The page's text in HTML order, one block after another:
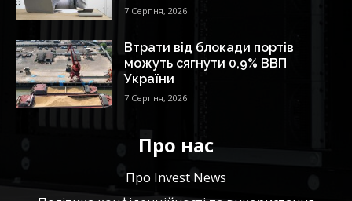
7 Серпня, 2026
Втрати від блокади портів
можуть сягнути 0,9% ВВП
України
7 Серпня, 2026
Про нас
Про Invest News